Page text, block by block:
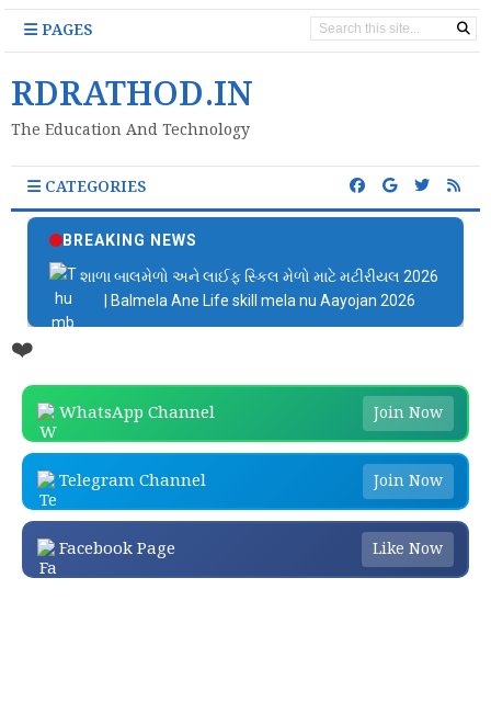
PAGES
RDRATHOD.IN
The Education And Technology
CATEGORIES
BREAKING NEWS
શાળા બાલમેળો અને લાઈફ સ્કિલ મેળો માટે મટીરીયલ 2026
| Balmela Ane Life skill mela nu Aayojan 2026
❤️
WhatsApp Channel Join Now
Telegram Channel Join Now
Facebook Page Like Now